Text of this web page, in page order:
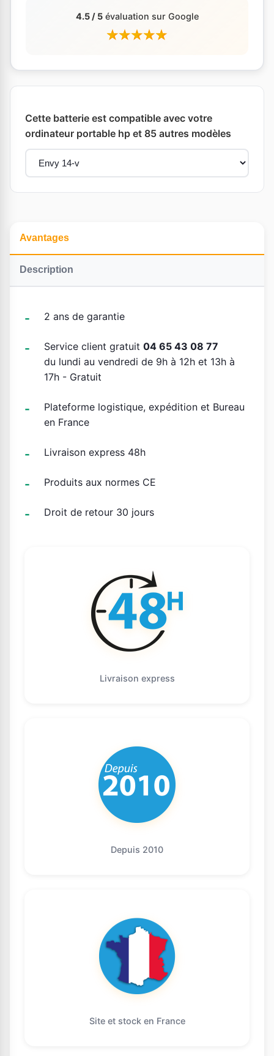
4.5 / 5évaluation sur Google
Cette batterie est compatible avec votre
ordinateur portable hp et 85 autres modèles
Avantages
Description
2 ans de garantie
Service client gratuit 04 65 43 08 77
du lundi au vendredi de 9h à 12h et 13h à
17h - Gratuit
Plateforme logistique, expédition et Bureau
en France
Livraison express 48h
Produits aux normes CE
Droit de retour 30 jours
Livraison express
Depuis 2010
Site et stock en France